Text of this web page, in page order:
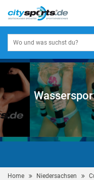
Home Niedersachsen